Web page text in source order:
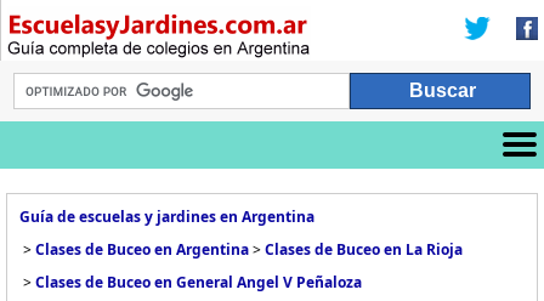
Guía de escuelas y jardines en Argentina
>Clases de Buceo en Argentina>Clases de Buceo en La Rioja
>Clases de Buceo en General Angel V Peñaloza